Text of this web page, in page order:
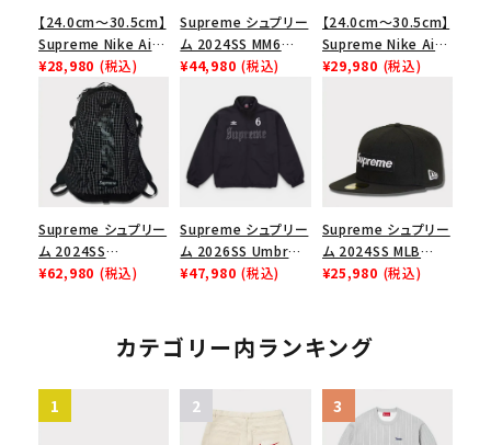
【24.0cm～30.5cm】
Supreme Nike Air
Force 1 Low シュプ
リーム ナイキエアフォ
ース１スニーカー シ
ューズ ホワイト
¥28,980 (税込)
Supreme シュプリー
ム 2024SS MM6
Maison Margiela
メゾンマルジェラボッ
クスロゴTシャツ ホ
ワイト 白
¥44,980 (税込)
【24.0cm～30.5cm】
Supreme Nike Air
Force 1 Low シュプ
ューズ ブラック
¥29,980 (税込)
Supreme シュプリー
ム 2024SS
Backpack バックパッ
¥62,980 (税込)
Supreme シュプリー
ム 2026SS Umbro
Rhinestone Track
ジャケット ブラック
¥47,980 (税込)
Supreme シュプリー
ム 2024SS MLB
Teams Box Logo
ニューエラキャップ 帽
子 ブラック 黒
¥25,980 (税込)
カテゴリー内ランキング